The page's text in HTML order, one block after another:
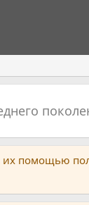
помощью